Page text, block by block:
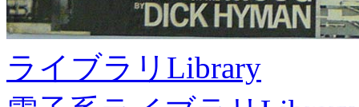
ライブラリ Library